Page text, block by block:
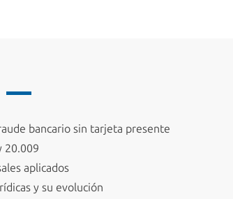
bancario sin tarjeta presente
20.009
aplicados
y su evolución